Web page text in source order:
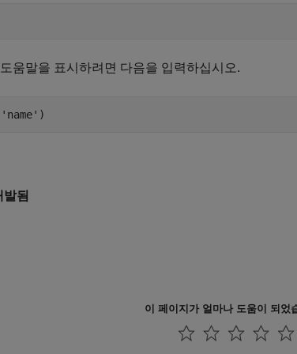
움말을 표시하려면 다음을 입력하십시오.
발됨
이 페이지가 얼마나 도움이 되었